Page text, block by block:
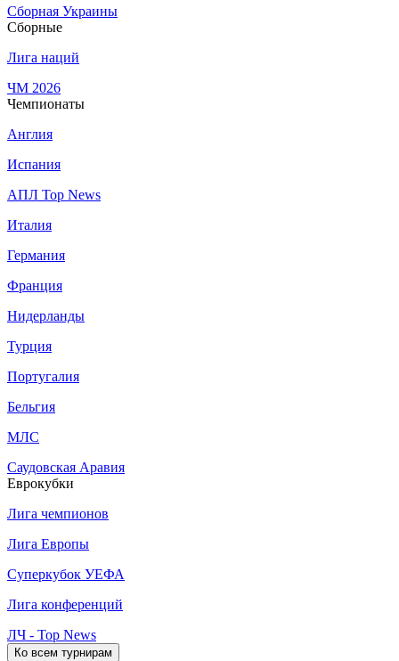
Сборная Украины
Сборные
Лига наций
ЧМ 2026
Чемпионаты
Англия
Испания
АПЛ Top News
Италия
Германия
Франция
Нидерланды
Турция
Португалия
Бельгия
МЛС
Саудовская Аравия
Еврокубки
Лига чемпионов
Лига Европы
Суперкубок УЕФА
Лига конференций
ЛЧ - Top News
Ко всем турнирам